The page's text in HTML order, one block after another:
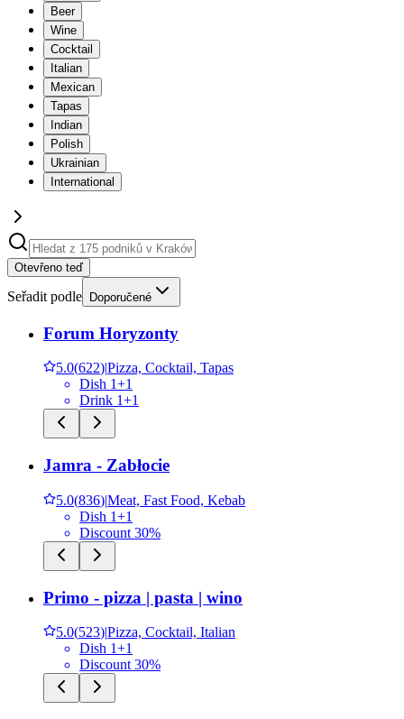
Beer
Wine
Cocktail
Italian
Mexican
Tapas
Indian
Polish
Ukrainian
International
Otevřeno teď
Seřadit podle Doporučené
Forum Horyzonty
5.0(622)|Pizza, Cocktail, Tapas
Dish 1+1
Drink 1+1
Jamra - Zabłocie
5.0(836)|Meat, Fast Food, Kebab
Dish 1+1
Discount 30%
Primo - pizza | pasta | wino
5.0(523)|Pizza, Cocktail, Italian
Dish 1+1
Discount 30%